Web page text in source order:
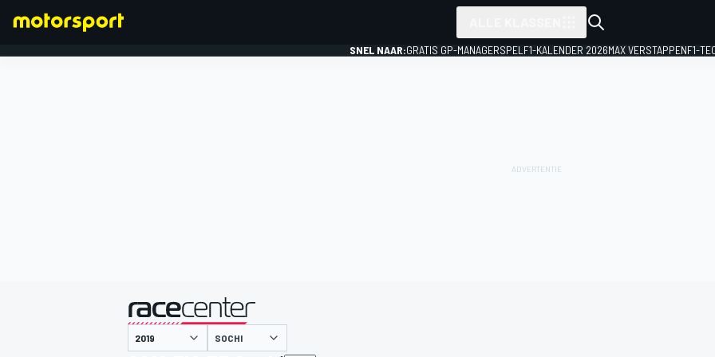
SNEL NAAR:GRATIS GP-MANAGERSPEL F1-KALENDER 2026MAX VERSTAPPENF1-
gepresenteerd door
SOCHI